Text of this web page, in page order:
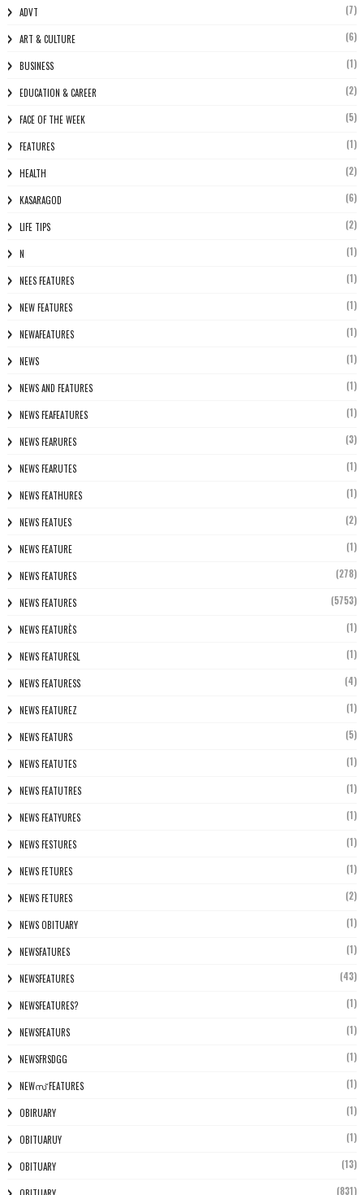
ADVT (7)
ART & CULTURE (6)
BUSINESS (1)
EDUCATION & CAREER (2)
FACE OF THE WEEK (5)
FEATURES (1)
HEALTH (2)
KASARAGOD (6)
LIFE TIPS (2)
N (1)
NEES FEATURES (1)
NEW FEATURES (1)
NEWAFEATURES (1)
NEWS (1)
NEWS AND FEATURES (1)
NEWS FEAFEATURES (1)
NEWS FEARURES (3)
NEWS FEARUTES (1)
NEWS FEATHURES (1)
NEWS FEATUES (2)
NEWS FEATURE (1)
NEWS FEATURES (278)
NEWS FEATURES (5753)
NEWS FEATURÈS (1)
NEWS FEATURESL (1)
NEWS FEATURESS (4)
NEWS FEATUREZ (1)
NEWS FEATURS (5)
NEWS FEATUTES (1)
NEWS FEATUTRES (1)
NEWS FEATYURES (1)
NEWS FESTURES (1)
NEWS FETURES (1)
NEWS FETURES (2)
NEWS OBITUARY (1)
NEWSFATURES (1)
NEWSFEATURES (43)
NEWSFEATURES? (1)
NEWSFEATURS (1)
NEWSFRSDGG (1)
NEWസ് FEATURES (1)
OBIRUARY (1)
OBITUARUY (1)
OBITUARY (13)
(831)